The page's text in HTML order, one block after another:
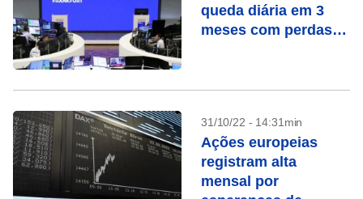
queda diária em 3
meses com perdas
31/10/22 - 14:31min
Ações europeias
registram alta
mensal por